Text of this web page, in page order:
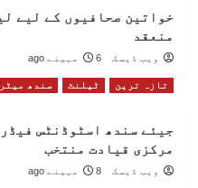
خواتین صحافیوں کے لیے
منعقد
ویب ڈیسک 6 مہینے ago
تازہ ترین ٹیلنٹ سندھ
جیئے سندھ اسٹوڈنٹس
مرکزی قیادت منتخب
ویب ڈیسک 8 مہینے ago